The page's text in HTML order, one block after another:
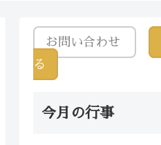
お問い合わせ
る
今月の行事